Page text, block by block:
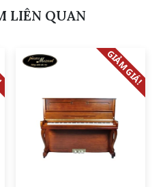
LIÊN QUAN
GIẢM GIÁ!